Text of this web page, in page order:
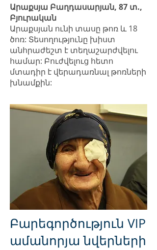
Արաքսյա Բաղդասարյան, 87 տ.,
Բյուրական
Արաքսյան ունի տասը թոռ և 18
ծոռ: Տեսողությունը խիստ
անհրաժեշտ է տեղաշարժվելու
համար: Բուժվելուց հետո
մտադիր է վերադառնալ թոռների
խնամքին:
Բարեգործություն VIP
ամանորյա նվերների